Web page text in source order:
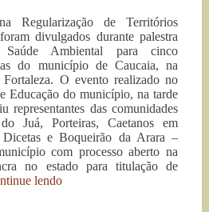
Regularização de Territórios
divulgados durante palestra
Ambiental para cinco
do município de Caucaia, na
O evento realizado no
Educação do município, na tarde
representantes das comunidades
Juá, Porteiras, Caetanos em
Dicetas e Boqueirão da Arara –
com processo aberto na
no estado para titulação de
lendo“Incra